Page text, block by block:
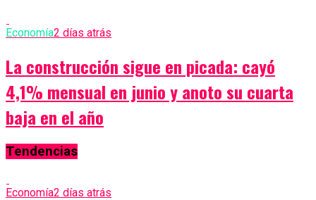
Economía2 días atrás
La construcción sigue en picada: cayó
4,1% mensual en junio y anoto su cuarta
baja en el año
Tendencias
Economía2 días atrás